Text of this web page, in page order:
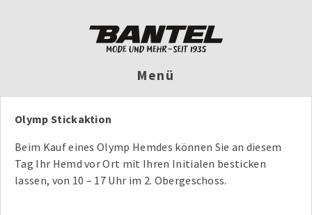
Menü
Olymp Stickaktion
Beim Kauf eines Olymp Hemdes können Sie an diesem
Tag Ihr Hemd vor Ort mit Ihren Initialen besticken
lassen, von 10 – 17 Uhr im 2. Obergeschoss.